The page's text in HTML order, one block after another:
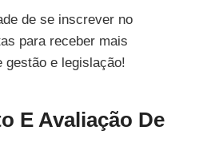
de se inscrever no
para receber mais
gestão e legislação!
E Avaliação De